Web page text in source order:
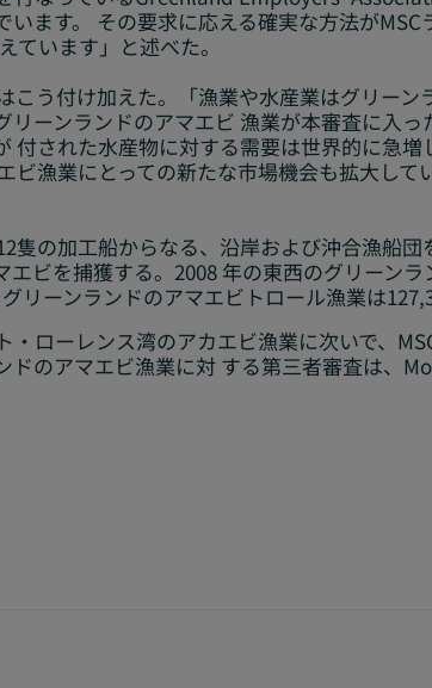
います。 その要求に応える確実な方法が
ています」と述べた。
こう付け加えた。「漁業や水産業はグリーン
ーンランドのアマエビ 漁業が本審査に入っ
付された水産物に対する需要は世界的に急
ビ漁業にとっての新たな市場機会も拡大して
隻の加工船からなる、沿岸および沖合漁船
ビを捕獲する。2008 年の東西のグリーン
リーンランドのアマエビトロール漁業は
ローレンス湾のアカエビ漁業に次いで、
ドのアマエビ漁業に対 する第三者審査は、